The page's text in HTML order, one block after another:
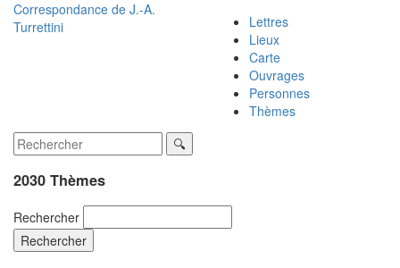
Correspondance de J.-A.
Turrettini
Lettres
Lieux
Carte
Ouvrages
Personnes
Thèmes
2030 Thèmes
Rechercher
Rechercher